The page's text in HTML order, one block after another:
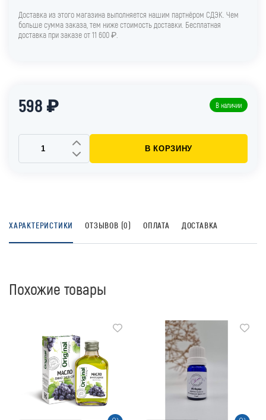
Доставка из этого магазина выполняется нашим партнёром СДЭК. Чем
больше сумма заказа, тем ниже стоимость доставки. Бесплатная
доставка при заказе от 11 600 ₽.
598 ₽ В наличии
В КОРЗИНУ
ХАРАКТЕРИСТИКИ ОТЗЫВОВ (0) ОПЛАТА ДОСТАВКА
Похожие товары